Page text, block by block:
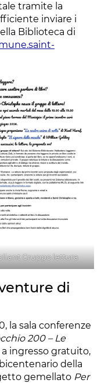
tramite la
inviare i
Biblioteca di
Gruppo lettura
di
la sala conferenze
200 – Le
a ingresso gratuito,
della
gemellato Per